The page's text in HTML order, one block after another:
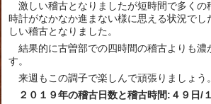
激しい稽古となりましたが短時間で多くの
時計がなかなか進まない様に思える状況でし
しい稽古となりました。
結果的に古曽部での四時間の稽古よりも濃
す。
来週もこの調子で楽しんで頑張りましょう。
２０１９年の稽古日数と稽古時間:４９日/